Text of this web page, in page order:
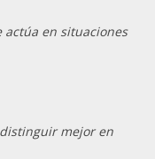
actúa en situaciones
mejor en